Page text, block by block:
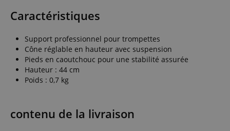
Caractéristiques
Support professionnel pour trompettes
Cône réglable en hauteur avec suspension
Pieds en caoutchouc pour une stabilité assurée
Hauteur : 44 cm
Poids : 0,7 kg
contenu de la livraison